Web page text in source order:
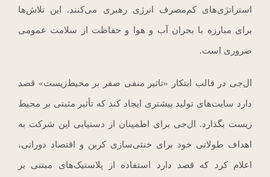
استراتژی‌های کم‌مصرف انرژی رهبری می‌کنند. این تلاش‌ها
برای مبارزه با بحران آب و هوا و حفاظت از سلامت عمومی
ضروری است.
ال‌جی در قالب ابتکار «تاثیر منفی صفر بر محیط‌زیست» قصد
دارد سایت‌های تولید بیشتری ایجاد کند که تأثیر مثبتی بر محیط‌
زیست بگذارد. ال‌جی برای اطمینان از دستیابی این شرکت به
اهداف طولانی خود برای خنثی‌سازی کربن و اقتصاد دورانی،
اعلام کرد که قصد دارد استفاده از پلاستیک‌های مبتنی بر